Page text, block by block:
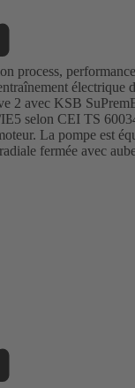
process,
électrique
2 avec KSB
selon CEI TS
La pompe est
fermée avec
simple ou double
d'arbre avec
DIN V 42673